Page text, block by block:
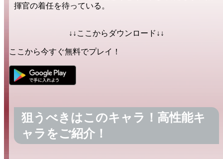
揮官の着任を待っている。
↓↓ここからダウンロード↓↓
ここから今すぐ無料でプレイ！
狙うべきはこのキャラ！高性能キ
ャラをご紹介！